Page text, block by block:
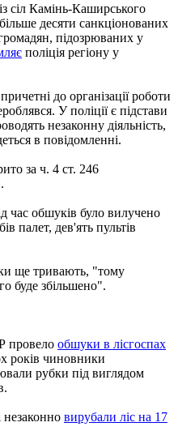
сіл Камінь-Каширського
десяти санкціонованих
підозрюваних у
поліція регіону у
до організації роботи
У поліції є підстави
незаконну діяльність,
в повідомленні.
за ч. 4 ст. 246
час обшуків було вилучено
палет, дев'ять пультів
ще тривають, "тому
буде збільшено".
провело обшуки в лісгоспах
років чиновники
рубки під виглядом
вирубали ліс на 17